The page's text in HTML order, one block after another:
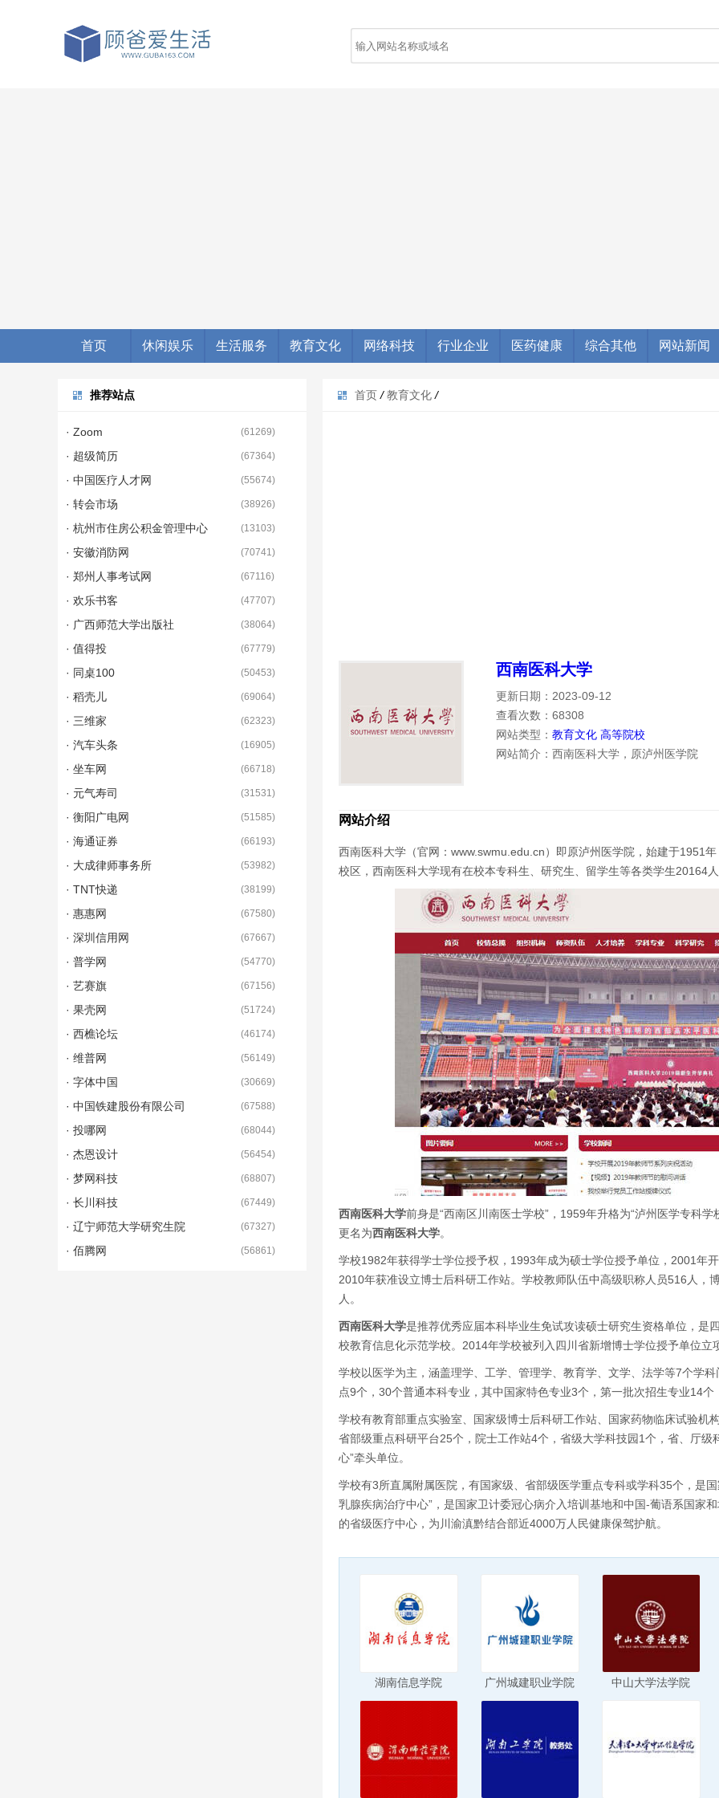
首页 休闲娱乐 生活服务 教育文化 网络科技 行业企业 医药健康 综合其他 网站新闻
首页 / 教育文化 /
西南医科大学
更新日期：2023-09-12
查看次数：68308
网站类型： 教育文化 高等院校
网站简介：西南医科大学，原泸州医学院
网站介绍
西南医科大学（官网：www.swmu.edu.cn）即原泸州医学院，始建于1951
校区，西南医科大学现有在校本专科生、研究生、留学生等各类学生20164
西南医科大学前身是“西南区川南医士学校”，1959年升格为“泸州医学专科
更名为西南医科大学。
学校1982年获得学士学位授予权，1993年成为硕士学位授予单位，2001年
2010年获准设立博士后科研工作站。学校教师队伍中高级职称人员516人，
人。
西南医科大学是推荐优秀应届本科毕业生免试攻读硕士研究生资格单位，是
校教育信息化示范学校。2014年学校被列入四川省新增博士学位授予单位
学校以医学为主，涵盖理学、工学、管理学、教育学、文学、法学等7个学
点9个，30个普通本科专业，其中国家特色专业3个，第一批次招生专业14
学校有教育部重点实验室、国家级博士后科研工作站、国家药物临床试验机
省部级重点科研平台25个，院士工作站4个，省级大学科技园1个，省、厅
心”牵头单位。
学校有3所直属附属医院，有国家级、省部级医学重点专科或学科35个，是国
乳腺疾病治疗中心”，是国家卫计委冠心病介入培训基地和中国-葡语系国家
的省级医疗中心，为川渝滇黔结合部近4000万人民健康保驾护航。
湖南信息学院 广州城建职业学院 中山大学法学院
推荐站点
· Zoom (61269)
· 超级简历 (67364)
· 中国医疗人才网 (55674)
· 转会市场 (38926)
· 杭州市住房公积金管理中心 (13103)
· 安徽消防网 (70741)
· 郑州人事考试网 (67116)
· 欢乐书客 (47707)
· 广西师范大学出版社 (38064)
· 值得投 (67779)
· 同桌100 (50453)
· 稻壳儿 (69064)
· 三维家 (62323)
· 汽车头条 (16905)
· 坐车网 (66718)
· 元气寿司 (31531)
· 衡阳广电网 (51585)
· 海通证券 (66193)
· 大成律师事务所 (53982)
· TNT快递 (38199)
· 惠惠网 (67580)
· 深圳信用网 (67667)
· 普学网 (54770)
· 艺赛旗 (67156)
· 果壳网 (51724)
· 西樵论坛 (46174)
· 维普网 (56149)
· 字体中国 (30669)
· 中国铁建股份有限公司 (67588)
· 投哪网 (68044)
· 杰恩设计 (56454)
· 梦网科技 (68807)
· 长川科技 (67449)
· 辽宁师范大学研究生院 (67327)
· 佰腾网 (56861)